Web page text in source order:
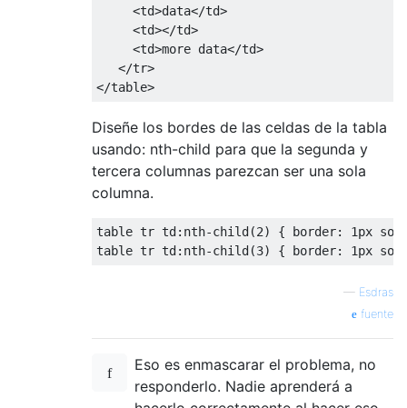
<td>data</td>
<td></td>
<td>more data</td>
</tr>
</table>
Diseñe los bordes de las celdas de la tabla
usando: nth-child para que la segunda y
tercera columnas parezcan ser una sola
columna.
table tr td: nth-child(2) { border: 1px
table tr td: nth-child(3) { border: 1px
— Esdras
fuente
Eso es enmascarar el problema, no
responderlo. Nadie aprenderá a